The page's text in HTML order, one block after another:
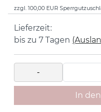
zzgl. 100,00 EUR
Lieferzeit:
bis zu 7 Tagen
-
In